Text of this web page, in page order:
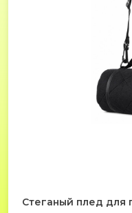
Стеганый плед для